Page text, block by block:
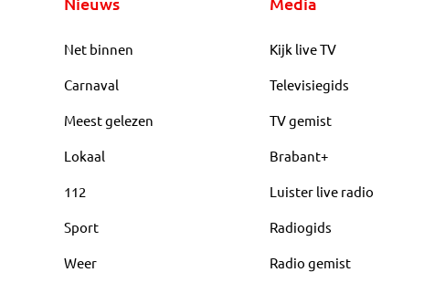
Net binnen
Carnaval
Meest gelezen
Lokaal
112
Sport
Weer
Kijk live TV
Televisiegids
TV gemist
Brabant+
Luister live radio
Radiogids
Radio gemist